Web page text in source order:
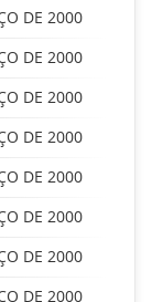
DE 2000
DE 2000
DE 2000
DE 2000
DE 2000
DE 2000
DE 2000
DE 2000